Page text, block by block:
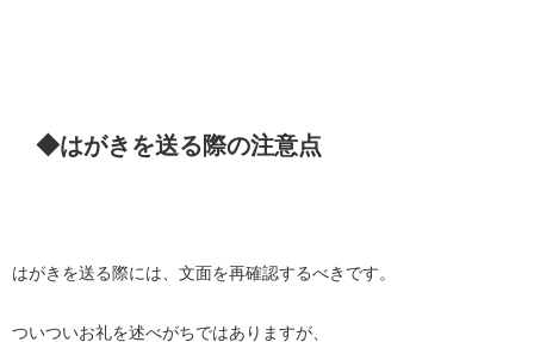
◆はがきを送る際の注意点
はがきを送る際には、文面を再確認するべきです。
ついついお礼を述べがちではありますが、